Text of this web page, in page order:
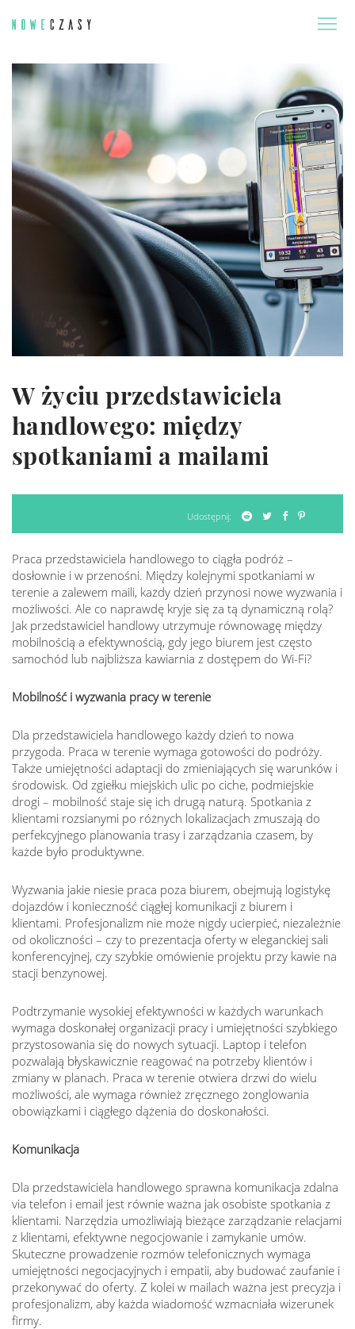
W życiu przedstawiciela
handlowego: między
spotkaniami a mailami
Udostępnij:
Praca przedstawiciela handlowego to ciągła podróż –
dosłownie i w przenośni. Między kolejnymi spotkaniami w
terenie a zalewem maili, każdy dzień przynosi nowe wyzwania i
możliwości. Ale co naprawdę kryje się za tą dynamiczną rolą?
Jak przedstawiciel handlowy utrzymuje równowagę między
mobilnością a efektywnością, gdy jego biurem jest często
samochód lub najbliższa kawiarnia z dostępem do Wi-Fi?
Mobilność i wyzwania pracy w terenie
Dla przedstawiciela handlowego każdy dzień to nowa
przygoda. Praca w terenie wymaga gotowości do podróży.
Także umiejętności adaptacji do zmieniających się warunków i
środowisk. Od zgiełku miejskich ulic po ciche, podmiejskie
drogi – mobilność staje się ich drugą naturą. Spotkania z
klientami rozsianymi po różnych lokalizacjach zmuszają do
perfekcyjnego planowania trasy i zarządzania czasem, by
każde było produktywne.
Wyzwania jakie niesie praca poza biurem, obejmują logistykę
dojazdów i konieczność ciągłej komunikacji z biurem i
klientami. Profesjonalizm nie może nigdy ucierpieć, niezależnie
od okoliczności – czy to prezentacja oferty w eleganckiej sali
konferencyjnej, czy szybkie omówienie projektu przy kawie na
stacji benzynowej.
Podtrzymanie wysokiej efektywności w każdych warunkach
wymaga doskonałej organizacji pracy i umiejętności szybkiego
przystosowania się do nowych sytuacji. Laptop i telefon
pozwalają błyskawicznie reagować na potrzeby klientów i
zmiany w planach. Praca w terenie otwiera drzwi do wielu
możliwości, ale wymaga również zręcznego żonglowania
obowiązkami i ciągłego dążenia do doskonałości.
Komunikacja
Dla przedstawiciela handlowego sprawna komunikacja zdalna
via telefon i email jest równie ważna jak osobiste spotkania z
klientami. Narzędzia umożliwiają bieżące zarządzanie relacjami
z klientami, efektywne negocjowanie i zamykanie umów.
Skuteczne prowadzenie rozmów telefonicznych wymaga
umiejętności negocjacyjnych i empatii, aby budować zaufanie i
przekonywać do oferty. Z kolei w mailach ważna jest precyzja i
profesjonalizm, aby każda wiadomość wzmacniała wizerunek
firmy.